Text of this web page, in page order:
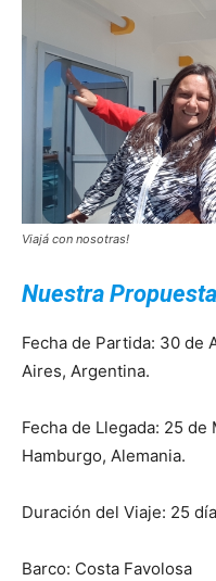
Viajá con nosotras!
Nuestra Propuesta
Fecha de Partida: 30 de
Aires, Argentina.
Fecha de Llegada: 25
Hamburgo, Alemania.
Duración del Viaje: 25
Barco: Costa Favolosa